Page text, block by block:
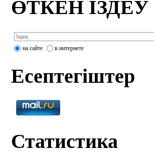
ӨТКЕН ІЗДЕУ
на сайте в интернете
Есептегіштер
Статистика